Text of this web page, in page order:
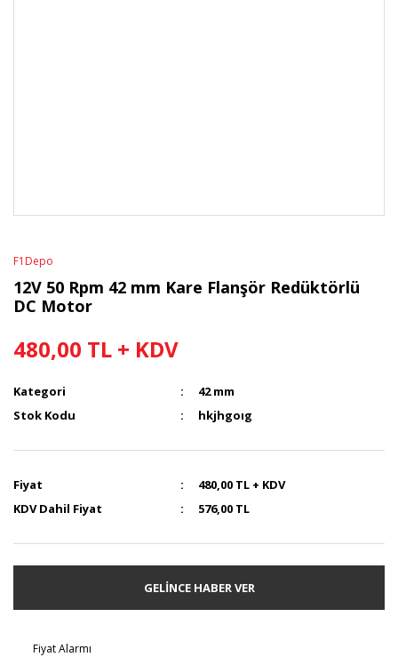
F1Depo
12V 50 Rpm 42 mm Kare Flanşör Redüktörlü
DC Motor
480,00 TL + KDV
Kategori
42 mm
Stok Kodu
hkjhgoıg
Fiyat
480,00 TL + KDV
KDV Dahil Fiyat
576,00 TL
GELİNCE HABER VER
Fiyat Alarmı